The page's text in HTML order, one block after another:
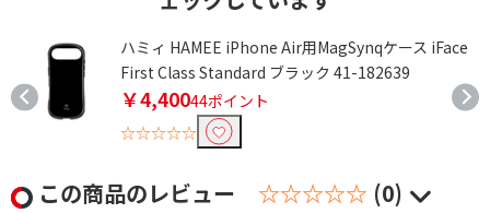
ハミィ HAMEE iPhone Air用MagSynqケース iFace
First Class Standard ブラック 41-182639
￥4,40044ポイント
☆☆☆☆☆
この商品のレビュー ☆☆☆☆☆ (0)